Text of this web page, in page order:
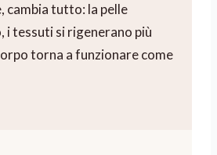
cambia tutto: la pelle
i tessuti si rigenerano più
torna a funzionare come